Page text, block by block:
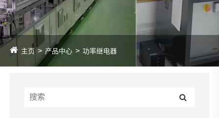
主页 产品中心 功率继电器